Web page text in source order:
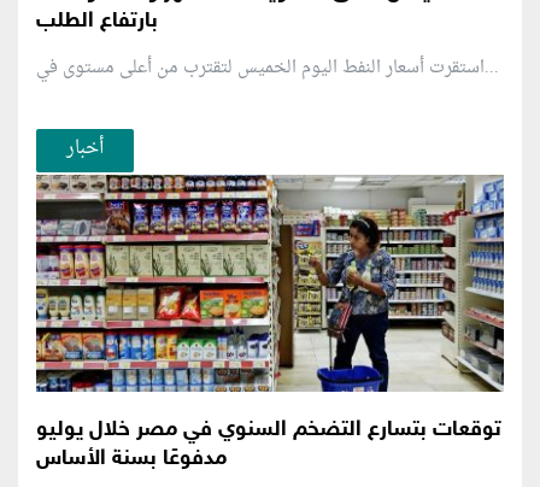
بارتفاع الطلب
استقرت أسعار النفط اليوم الخميس لتقترب من أعلى مستوى في...
أخبار
توقعات بتسارع التضخم السنوي في مصر خلال يوليو
مدفوعًا بسنة الأساس